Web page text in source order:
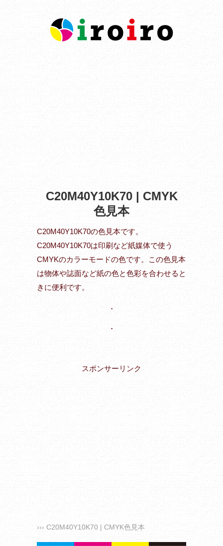
C20M40Y10K70 | CMYK
色見本
C20M40Y10K70の色見本です。
C20M40Y10K70は印刷など紙媒体で使う
CMYKのカラーモードの色です。この色見本
は物体や誌面など紙の色と色彩を合わせると
きに便利です。
・
・
スポンサーリンク
››› C20M40Y10K70 | CMYK色見本